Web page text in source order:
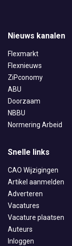
Nieuws kanalen
Flexmarkt
Flexnieuws
ZiPconomy
ABU
Doorzaam
NBBU
Normering Arbeid
Snelle links
CAO Wijzigingen
Artikel aanmelden
Adverteren
Vacatures
Vacature plaatsen
Auteurs
Inloggen